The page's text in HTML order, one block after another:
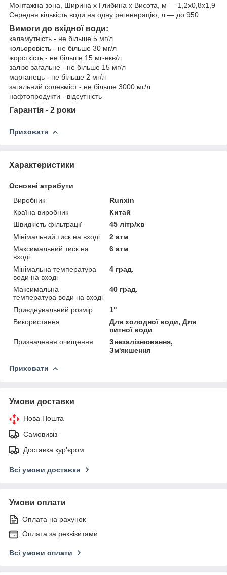
Монтажна зона, Ширина х Глибина х Висота, м — 1,2х0,8х1,9
Середня кількість води на одну регенерацію, л — до 950
Вимоги до вхідної води:
каламутність - не більше 5 мг/л
кольоровість - не більше 30 мг/л
жорсткість - не більше 15 мг-екв/л
залізо загальне - не більше 15 мг/л
марганець - не більше 2 мг/л
загальний солевміст - не більше 3000 мг/л
нафтопродукти - відсутність
Гарантія - 2 роки
Приховати
Характеристики
Основні атрибути
Виробник
Runxin
Країна виробник
Китай
Швидкість фільтрації
45 літр/хв
Мінімальний тиск на вході
2 атм
Максимальний тиск на
вході
6 атм
Мінімальна температура
води на вході
4 град.
Максимальна
температура води на вході
40 град.
Приєднувальний розмір
1"
Використання
Для холодної води, Для
питної води
Призначення очищення
Знезалізнювання,
Зм'якшення
Приховати
Умови доставки
Нова Пошта
Самовивіз
Доставка кур'єром
Всі умови доставки
Умови оплати
Оплата на рахунок
Оплата за реквізитами
Всі умови оплати